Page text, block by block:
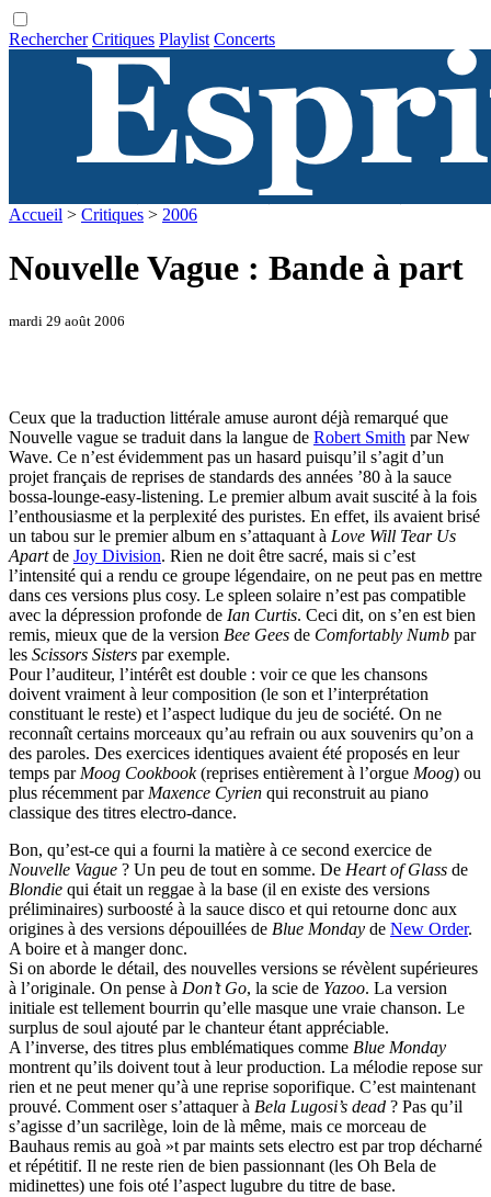
Rechercher Critiques Playlist Concerts
Accueil > Critiques > 2006
Nouvelle Vague : Bande à part
mardi 29 août 2006
Ceux que la traduction littérale amuse auront déjà remarqué que
Nouvelle vague se traduit dans la langue de Robert Smith par New
Wave. Ce n’est évidemment pas un hasard puisqu’il s’agit d’un
projet français de reprises de standards des années ’80 à la sauce
bossa-lounge-easy-listening. Le premier album avait suscité à la fois
l’enthousiasme et la perplexité des puristes. En effet, ils avaient brisé
un tabou sur le premier album en s’attaquant à Love Will Tear Us
Apartde Joy Division. Rien ne doit être sacré, mais si c’est
l’intensité qui a rendu ce groupe légendaire, on ne peut pas en mettre
dans ces versions plus cosy. Le spleen solaire n’est pas compatible
avec la dépression profonde de Ian Curtis. Ceci dit, on s’en est bien
remis, mieux que de la version Bee Gees de Comfortably Numb par
les Scissors Sisters par exemple.
Pour l’auditeur, l’intérêt est double : voir ce que les chansons
doivent vraiment à leur composition (le son et l’interprétation
constituant le reste) et l’aspect ludique du jeu de société. On ne
reconnaît certains morceaux qu’au refrain ou aux souvenirs qu’on a
des paroles. Des exercices identiques avaient été proposés en leur
temps parMoog Cookbook(reprises entièrement à l’orgue Moog) ou
plus récemment par Maxence Cyrien qui reconstruit au piano
classique des titres electro-dance.
Bon, qu’est-ce qui a fourni la matière à ce second exercice de
Nouvelle Vague ? Un peu de tout en somme. De Heart of Glass de
Blondie qui était un reggae à la base (il en existe des versions
préliminaires) surboosté à la sauce disco et qui retourne donc aux
origines à des versions dépouillées de Blue Monday de New Order.
A boire et à manger donc.
Si on aborde le détail, des nouvelles versions se révèlent supérieures
à l’originale. On pense à Don’t Go, la scie de Yazoo. La version
initiale est tellement bourrin qu’elle masque une vraie chanson. Le
surplus de soul ajouté par le chanteur étant appréciable.
A l’inverse, des titres plus emblématiques comme Blue Monday
montrent qu’ils doivent tout à leur production. La mélodie repose sur
rien et ne peut mener qu’à une reprise soporifique. C’est maintenant
prouvé. Comment oser s’attaquer à Bela Lugosi’s dead ? Pas qu’il
s’agisse d’un sacrilège, loin de là même, mais ce morceau de
Bauhaus remis au goà »t par maints sets electro est par trop décharné
et répétitif. Il ne reste rien de bien passionnant (les Oh Bela de
midinettes) une fois oté l’aspect lugubre du titre de base.